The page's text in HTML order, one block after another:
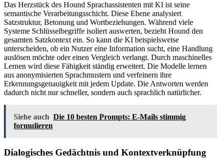
Das Herzstück des Hound Sprachassistenten mit KI ist seine
semantische Verarbeitungsschicht. Diese Ebene analysiert
Satzstruktur, Betonung und Wortbeziehungen. Während viele
Systeme Schlüsselbegriffe isoliert auswerten, bezieht Hound den
gesamten Satzkontext ein. So kann die KI beispielsweise
unterscheiden, ob ein Nutzer eine Information sucht, eine Handlung
auslösen möchte oder einen Vergleich verlangt. Durch maschinelles
Lernen wird diese Fähigkeit ständig erweitert. Die Modelle lernen
aus anonymisierten Sprachmustern und verfeinern ihre
Erkennungsgenauigkeit mit jedem Update. Die Antworten werden
dadurch nicht nur schneller, sondern auch sprachlich natürlicher.
Siehe auch Die 10 besten Prompts: E-Mails stimmig
formulieren
Dialogisches Gedächtnis und Kontextverknüpfung